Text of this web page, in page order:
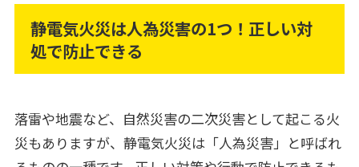
静電気火災は人為災害の1つ！正しい対
処で防止できる
落雷や地震など、自然災害の二次災害として起こる火
災もありますが、静電気火災は「人為災害」と呼ばれ